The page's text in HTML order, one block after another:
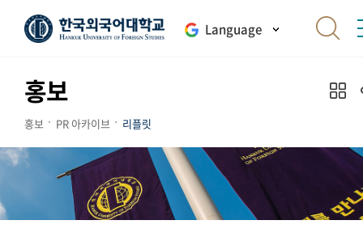
Language
홍보
홍보 PR 아카이브 리플릿